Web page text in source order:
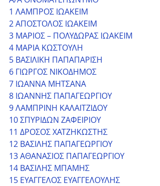
1 ΛΑΜΠΡΟΣ ΙΩΑΚΕΙΜ
2 ΑΠΟΣΤΟΛΟΣ ΙΩΑΚΕΙΜ
3 ΜΑΡΙΟΣ – ΠΟΛΥΔΩΡΑΣ ΙΩΑΚΕΙΜ
4 ΜΑΡΙΑ ΚΩΣΤΟΥΛΗ
5 ΒΑΣΙΛΙΚΗ ΠΑΠΑΠΑΡΙΣΗ
6 ΓΙΩΡΓΟΣ ΝΙΚΟΔΗΜΟΣ
7 ΙΩΑΝΝΑ ΜΗΤΣΑΝΑ
8 ΙΩΑΝΝΗΣ ΠΑΠΑΓΕΩΡΓΙΟΥ
9 ΛΑΜΠΡΙΝΗ ΚΑΛΑΙΤΖΙΔΟΥ
10 ΣΠΥΡΙΔΩΝ ΖΑΦΕΙΡΙΟΥ
11 ΔΡΟΣΟΣ ΧΑΤΖΗΚΩΣΤΗΣ
12 ΒΑΣΙΛΗΣ ΠΑΠΑΓΕΩΡΓΙΟΥ
13 ΑΘΑΝΑΣΙΟΣ ΠΑΠΑΓΕΩΡΓΙΟΥ
14 ΒΑΣΙΛΗΣ ΜΠΑΜΗΣ
15 ΕΥΑΓΓΕΛΟΣ ΕΥΑΓΓΕΛΟΥΛΗΣ